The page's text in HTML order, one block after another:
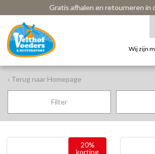
Gratis afhalen en retourneren in
Wij zijn
‹ Terug naar Homepage
Filter
20%
korting